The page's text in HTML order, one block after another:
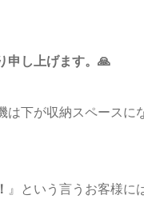
申し上げます。🙏
下が収納スペースに
』という言うお客様に